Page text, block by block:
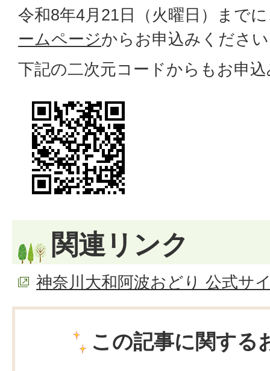
令和8年4月21日（火曜日）まで
ームページからお申込みくださ
下記の二次元コードからもお申
関連リンク
神奈川大和阿波おどり 公式サ
この記事に関する